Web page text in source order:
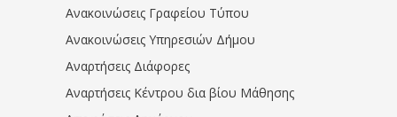
Ανακοινώσεις Γραφείου Τύπου
Ανακοινώσεις Υπηρεσιών Δήμου
Αναρτήσεις Διάφορες
Αναρτήσεις Κέντρου δια βίου Μάθησης